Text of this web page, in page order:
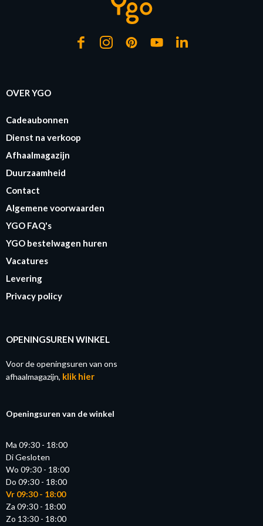
OVER YGO
Cadeaubonnen
Dienst na verkoop
Afhaalmagazijn
Duurzaamheid
Contact
Algemene voorwaarden
YGO FAQ's
YGO bestelwagen huren
Vacatures
Levering
Privacy policy
OPENINGSUREN WINKEL
Voor de openingsuren van ons
afhaalmagazijn, klik hier
Openingsuren van de winkel
Ma 09:30 - 18:00
Di Gesloten
Wo 09:30 - 18:00
Do 09:30 - 18:00
Vr 09:30 - 18:00
Za 09:30 - 18:00
Zo 13:30 - 18:00